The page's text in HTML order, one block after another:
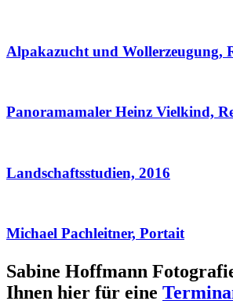
Alpakazucht und Wollerzeugung,
Panoramamaler Heinz Vielkind,
Landschaftsstudien, 2016
Michael Pachleitner, Portait
Sabine Hoffmann
Ihnen hier für eine